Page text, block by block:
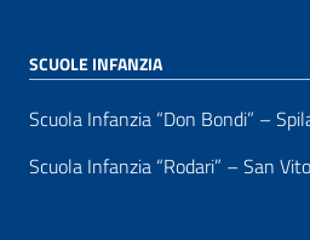
SCUOLE INFANZIA
Scuola Infanzia “Don Bondi” –
Scuola Infanzia “Rodari” – San Vito